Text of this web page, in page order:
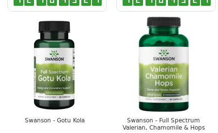
Swanson - Gotu Kola
Swanson - Full Spectrum
Valerian, Chamomile & Hops